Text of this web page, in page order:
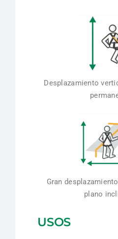
Desplazamiento
Gran
plano
USOS